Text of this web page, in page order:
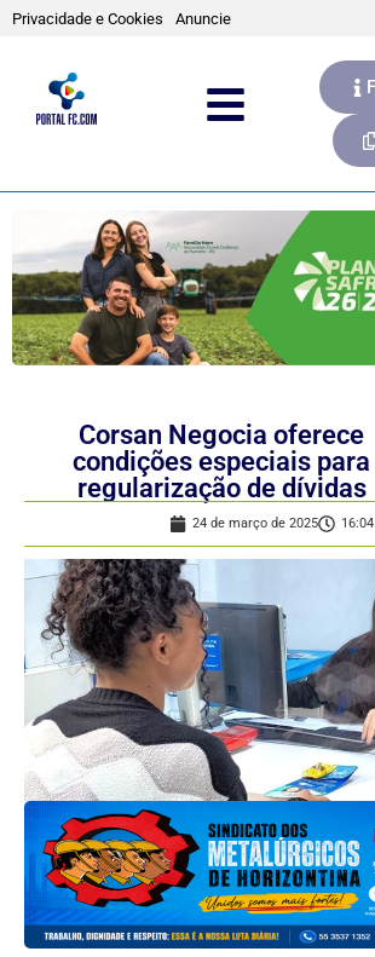
Privacidade e Cookies Anuncie
Corsan Negocia oferece
condições especiais para
regularização de dívidas
24 de março de 2025 16:04